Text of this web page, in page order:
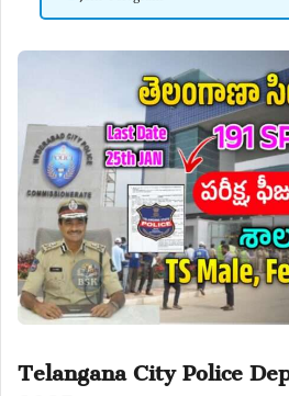
Telangana City Police